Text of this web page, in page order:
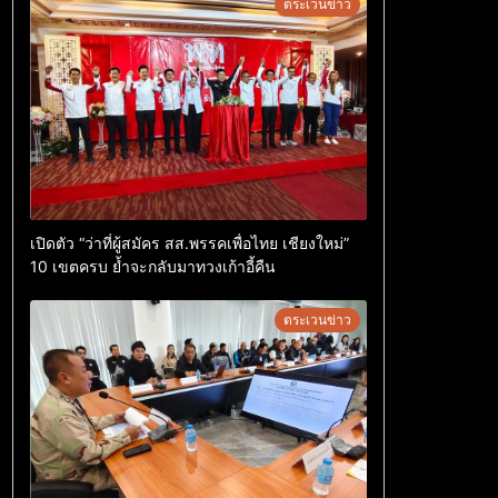
ตระเวนข่าว
เปิดตัว “ว่าที่ผู้สมัคร สส.พรรคเพื่อไทย เชียงใหม่”
10 เขตครบ ย้ำจะกลับมาทวงเก้าอี้คืน
ตระเวนข่าว